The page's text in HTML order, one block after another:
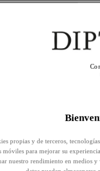
propias y de terceros,
para mejorar su
nuestro rendimiento en medios